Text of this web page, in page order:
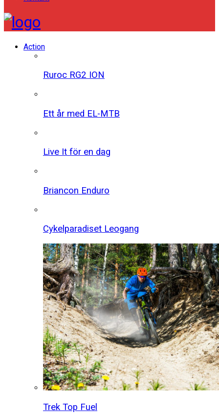
Action
Ruroc RG2 ION
Ett år med EL-MTB
Live It för en dag
Briancon Enduro
Cykelparadiset Leogang
Trek Top Fuel